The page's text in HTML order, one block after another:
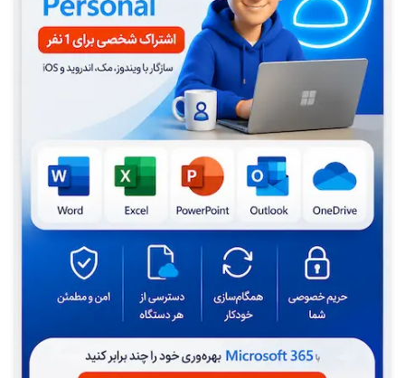
آموزش ایجاد پانوشت (پانویس یا پاورقی) در ورد-Footnotes
Word
ایجاد سربرگ-پا برگ متفاوت فصل ها در ورد Header-Footer
Different Section
ایجاد یا حذف سربرگ-پا برگ صفحه اول ورد First Page Header-
Footer
ایجاد سربرگ-پا برگ صفحات زوج و فرد-Header-Footer Odd
Even Pages
آموزش ایجاد سر برگ-پا برگ در ورد Insert Header-Footer
آموزش شماره گذاری صفحات فصل به فصل ورد Different Page
Numbers Sections
آموزش ایجاد شماره صفحه زوج یا فرد Odd Or Even Pages
Number
آموزش و کاربرد ابزار جداکردن بخش ها در ورد Word Section